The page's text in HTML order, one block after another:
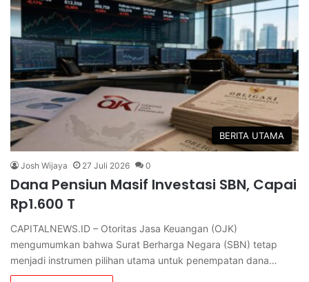
BERITA UTAMA
Josh Wijaya 27 Juli 2026 0
Dana Pensiun Masif Investasi SBN, Capai
Rp1.600 T
CAPITALNEWS.ID – Otoritas Jasa Keuangan (OJK)
mengumumkan bahwa Surat Berharga Negara (SBN) tetap
menjadi instrumen pilihan utama untuk penempatan dana…